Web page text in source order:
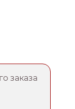
заказа